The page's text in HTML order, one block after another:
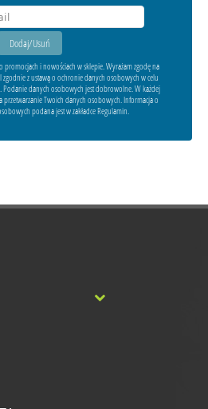
promocjach i nowościach w sklepie. Wyrażam zgodę na
z ustawą o ochronie danych osobowych w celu
danych osobowych jest dobrowolne. W każdej
przetwarzanie Twoich danych osobowych. Informacja o
podana jest w zakładce Regulamin.